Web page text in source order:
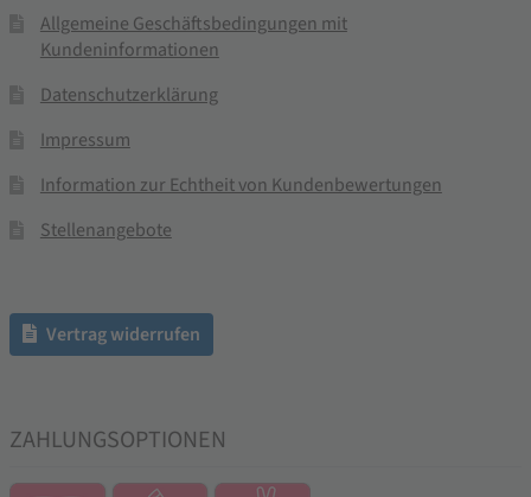
Allgemeine Geschäftsbedingungen mit
Kundeninformationen
Datenschutzerklärung
Impressum
Information zur Echtheit von Kundenbewertungen
Stellenangebote
Vertrag widerrufen
ZAHLUNGSOPTIONEN